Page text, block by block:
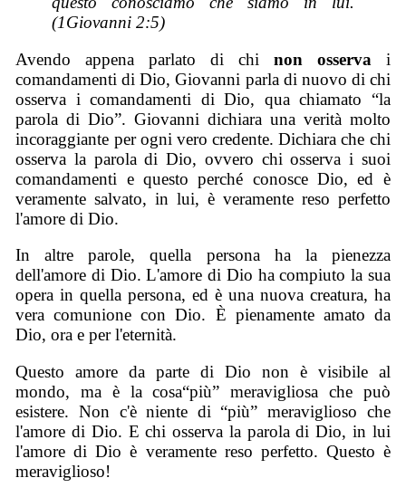
(1Giovanni 2:5)
Avendo appena parlato di chi non osserva i
comandamenti di Dio, Giovanni parla di nuovo di chi
osserva i comandamenti di Dio, qua chiamato “la
parola di Dio”. Giovanni dichiara una verità molto
incoraggiante per ogni vero credente. Dichiara che chi
osserva la parola di Dio, ovvero chi osserva i suoi
comandamenti e questo perché conosce Dio, ed è
veramente salvato, in lui, è veramente reso perfetto
l'amore di Dio.
In altre parole, quella persona ha la pienezza
dell'amore di Dio. L'amore di Dio ha compiuto la sua
opera in quella persona, ed è una nuova creatura, ha
vera comunione con Dio. È pienamente amato da
Dio, ora e per l'eternità.
Questo amore da parte di Dio non è visibile al
mondo, ma è la cosa“più” meravigliosa che può
esistere. Non c'è niente di “più” meraviglioso che
l'amore di Dio. E chi osserva la parola di Dio, in lui
l'amore di Dio è veramente reso perfetto. Questo è
meraviglioso!